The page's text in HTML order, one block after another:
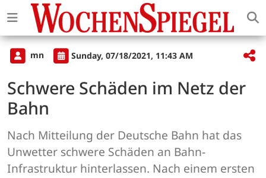
mn Sunday, 07/18/2021, 11:43 AM
Schwere Schäden im Netz der
Bahn
Nach Mitteilung der Deutsche Bahn hat das
Unwetter schwere Schäden an Bahn-
Infrastruktur hinterlassen. Nach einem ersten